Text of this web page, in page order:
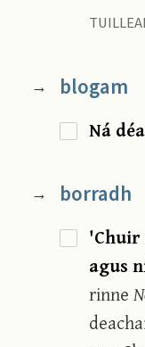
→ blogam
Ná
→ borradh
'Chuir
agus
rinne